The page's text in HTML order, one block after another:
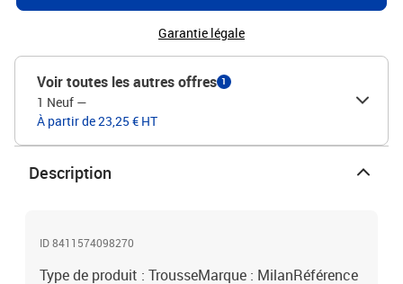
Garantie légale
Voir toutes les autres offres 1
1 Neuf —
À partir de 23,25 € HT
Description
ID 8411574098270
Type de produit : TrousseMarque : MilanRéférence